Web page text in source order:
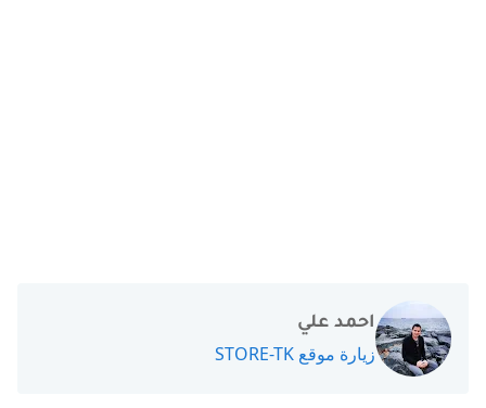
احمد علي
زيارة موقع STORE-TK